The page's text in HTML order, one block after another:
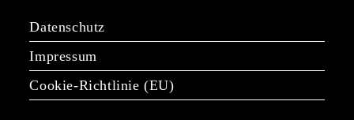
Datenschutz
Impressum
Cookie-Richtlinie (EU)